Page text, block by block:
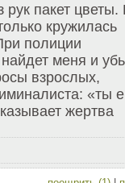
рук пакет цветы.
кружилась
полиции
меня и
взрослых,
«ты
жертва